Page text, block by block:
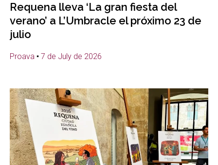
Requena lleva ‘La gran fiesta del
verano’ a L’Umbracle el próximo 23 de
julio
Proava 7 de July de 2026